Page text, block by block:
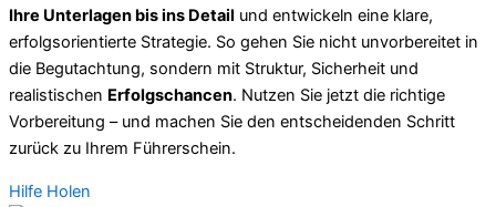
Ihre Unterlagen bis ins Detail und entwickeln eine klare,
erfolgsorientierte Strategie. So gehen Sie nicht unvorbereitet in
die Begutachtung, sondern mit Struktur, Sicherheit und
realistischen Erfolgschancen. Nutzen Sie jetzt die richtige
Vorbereitung – und machen Sie den entscheidenden Schritt
zurück zu Ihrem Führerschein.
Hilfe Holen